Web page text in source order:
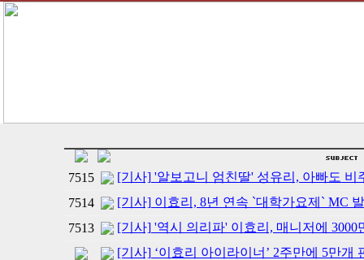
7515
[기사] '알보고니 엄친딸' 성유리, 아빠도 비
7514
[기사] 이효리, 8년 연속 `대학가요제` MC
7513
[기사] '역시 의리파' 이효리, 매니저에 3000
[기사] ‘이효리 아이라이너’ 2주만에 5만개